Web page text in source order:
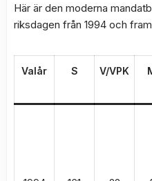
Här är den moderna
riksdagen från 1994 och
Valår S V/VPK